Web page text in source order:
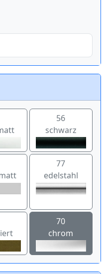
56
schwarz
77
edelstahl
70
chrom